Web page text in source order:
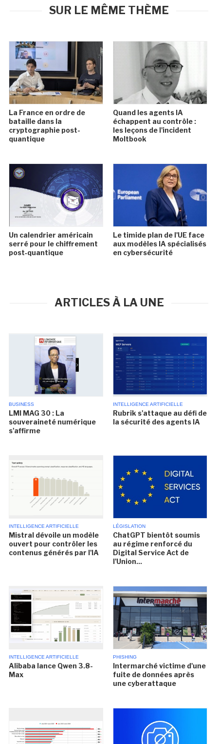
SUR LE MÊME THÈME
La France en ordre de
bataille dans la
cryptographie post-
quantique
Quand les agents IA
échappent au contrôle :
les leçons de l'incident
Moltbook
Un calendrier américain
serré pour le chiffrement
post‑quantique
Le timide plan de l'UE face
aux modèles IA spécialisés
en cybersécurité
ARTICLES À LA UNE
BUSINESS
LMI MAG 30 : La
souveraineté numérique
s'affirme
INTELLIGENCE ARTIFICIELLE
Rubrik s'attaque au défi de
la sécurité des agents IA
INTELLIGENCE ARTIFICIELLE
Mistral dévoile un modèle
ouvert pour contrôler les
contenus générés par l'IA
LÉGISLATION
ChatGPT bientôt soumis
au régime renforcé du
Digital Service Act de
l'Union...
INTELLIGENCE ARTIFICIELLE
Alibaba lance Qwen 3.8-
Max
PHISHING
Intermarché victime d'une
fuite de données après
une cyberattaque